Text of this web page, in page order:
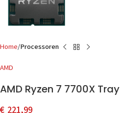
Home Processoren
AMD
AMD Ryzen 7 7700X Tray
€ 221,99